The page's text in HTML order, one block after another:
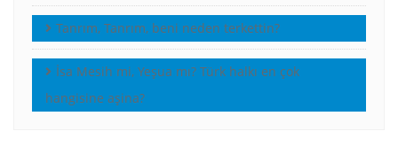
Tanrım, Tanrım, beni neden terkettin?
İsa Mesih mi, Yeşua mı? Türk halkı en çok
hangisine aşina?